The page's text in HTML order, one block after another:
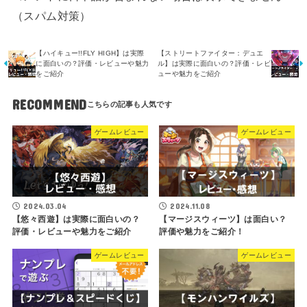
（スパム対策）
【ハイキュー!!FLY HIGH】は実際
に面白いの？評価・レビューや魅力
をご紹介
【ストリートファイター：デュエ
ル】は実際に面白いの？評価・レビ
ューや魅力をご紹介
RECOMMEND
ゲームレビュー
2024.03.04
【悠々西遊】は実際に面白いの？
評価・レビューや魅力をご紹介
ゲームレビュー
2024.11.08
【マージスウィーツ】は面白い？
評価や魅力をご紹介！
ゲームレビュー ゲームレビュー